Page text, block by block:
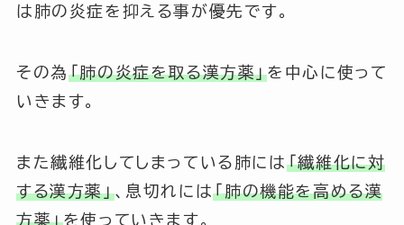
は肺の炎症を抑える事が優先です。
その為 「肺の炎症を取る漢方薬」を中心に使って
いきます。
また繊維化してしまっている肺には 「繊維化に対
する漢方薬」、息切れには「肺の機能を高める漢
方薬」を使っていきます。